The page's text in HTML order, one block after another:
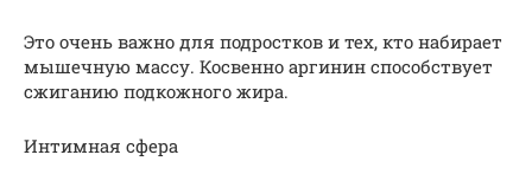
Это очень важно для подростков и тех, кто набирает
мышечную массу. Косвенно аргинин способствует
сжиганию подкожного жира.
Интимная сфера